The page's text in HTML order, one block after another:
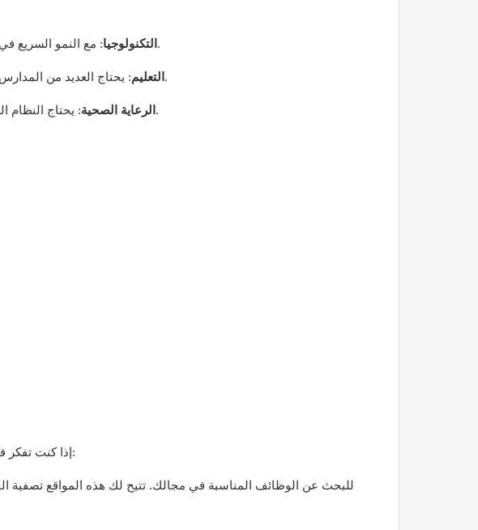
التكنولوجيا : مع النمو السريع في قطاع التكنولوجيا، هناك طلب متزايد على المتخصصين في البرمجة، وتحليل البيانات، وتطوير البرمجيات.
التعليم : يحتاج العديد من المدارس الدولية إلى معلمين للغات الأجنبية، وخاصة الإنجليزية، مما يوفر فرصًا ممتازة للمتحدثين باللغة الإنجليزية.
الرعاية الصحية : يحتاج النظام الصحي في إسبانيا إلى المتخصصين في مجالات الرعاية الصحية، بما في ذلك الأطباء والممرضين والفنيين.
إذا كنت تفكر في العمل في إسبانيا، فإليك بعض الخطوات التي يمكن أن تساعدك في العثور على فرصة العمل المناسبة: